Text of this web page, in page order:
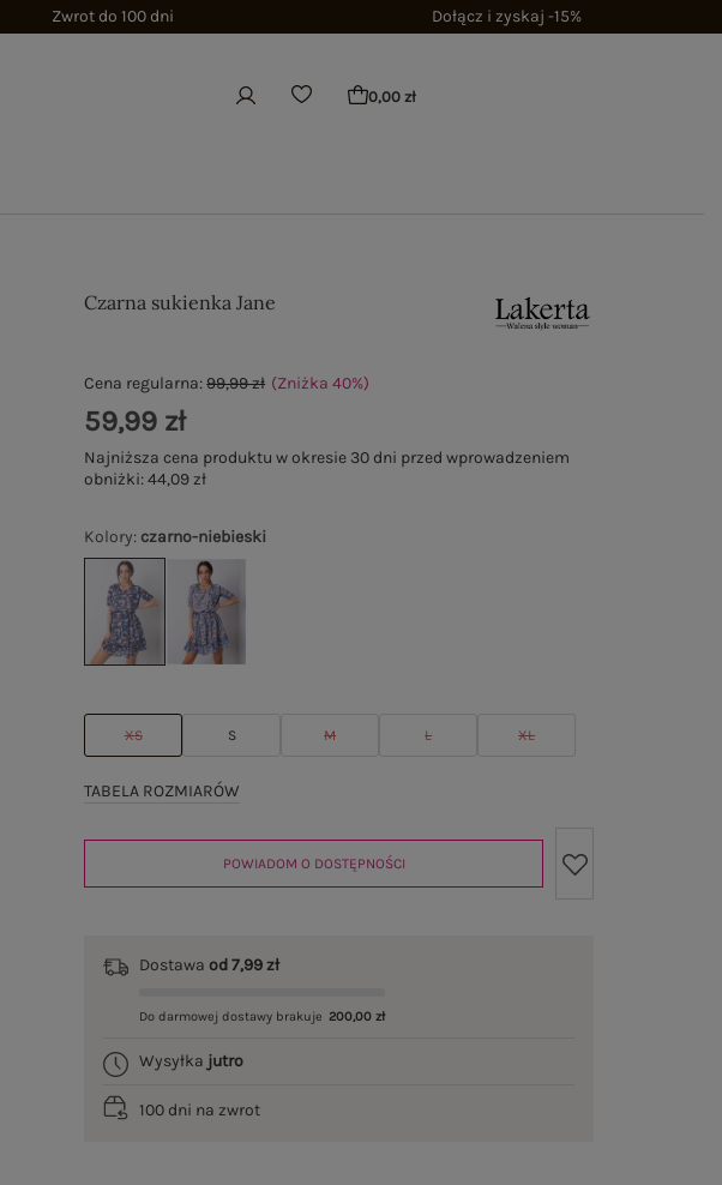
Zwrot do 100 dni Dołącz i zyskaj -15%
0,00 zł
Czarna sukienka Jane
Kolory: czarno-niebieski
XS S M L XL
TABELA ROZMIARÓW
Cena regularna:99,99 zł (Zniżka40%)
59,99 zł
Najniższa cena produktu w okresie 30 dni przed wprowadzeniem
obniżki:44,09 zł
POWIADOM O DOSTĘPNOŚCI
Dostawaod 7,99 zł
Do darmowej dostawy brakuje 200,00 zł
Wysyłka jutro
100 dni na zwrot